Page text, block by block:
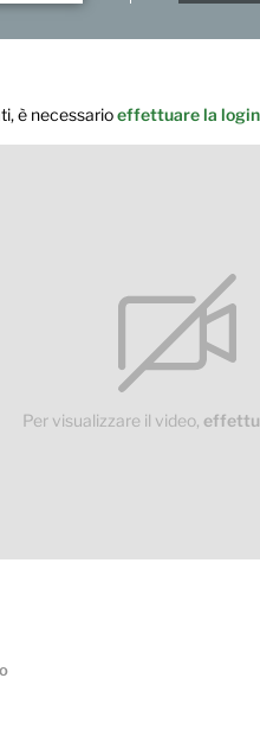
è necessarioeffettuare la login
Per visualizzare il video,